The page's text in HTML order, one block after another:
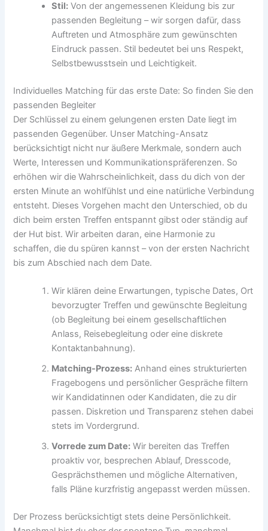
Stil: Von der angemessenen Kleidung bis zur
passenden Begleitung – wir sorgen dafür, dass
Auftreten und Atmosphäre zum gewünschten
Eindruck passen. Stil bedeutet bei uns Respekt,
Selbstbewusstsein und Leichtigkeit.
Individuelles Matching für das erste Date: So finden Sie den
passenden Begleiter
Der Schlüssel zu einem gelungenen ersten Date liegt im
passenden Gegenüber. Unser Matching-Ansatz
berücksichtigt nicht nur äußere Merkmale, sondern auch
Werte, Interessen und Kommunikationspräferenzen. So
erhöhen wir die Wahrscheinlichkeit, dass du dich von der
ersten Minute an wohlfühlst und eine natürliche Verbindung
entsteht. Dieses Vorgehen macht den Unterschied, ob du
dich beim ersten Treffen entspannt gibst oder ständig auf
der Hut bist. Wir arbeiten daran, eine Harmonie zu
schaffen, die du spüren kannst – von der ersten Nachricht
bis zum Abschied nach dem Date.
Wir klären deine Erwartungen, typische Dates, Ort
bevorzugter Treffen und gewünschte Begleitung
(ob Begleitung bei einem gesellschaftlichen
Anlass, Reisebegleitung oder eine diskrete
Kontaktanbahnung).
Matching-Prozess: Anhand eines strukturierten
Fragebogens und persönlicher Gespräche filtern
wir Kandidatinnen oder Kandidaten, die zu dir
passen. Diskretion und Transparenz stehen dabei
stets im Vordergrund.
Vorrede zum Date: Wir bereiten das Treffen
proaktiv vor, besprechen Ablauf, Dresscode,
Gesprächsthemen und mögliche Alternativen,
falls Pläne kurzfristig angepasst werden müssen.
Der Prozess berücksichtigt stets deine Persönlichkeit.